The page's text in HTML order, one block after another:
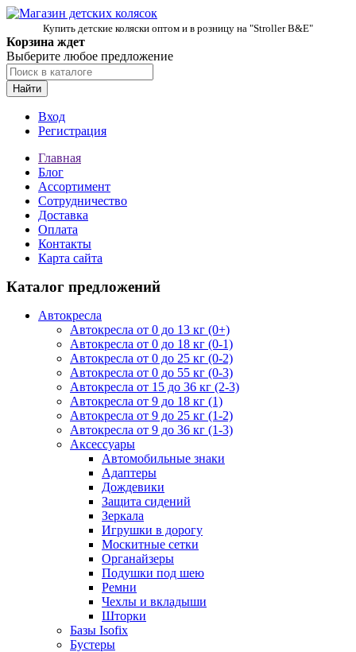
Купить детские коляски оптом и в розницу на "Stroller B&E"
Корзина ждет
Выберите любое предложение
Найти
Вход
Регистрация
Главная
Блог
Ассортимент
Сотрудничество
Доставка
Оплата
Контакты
Карта сайта
Каталог предложений
Автокресла
Автокресла от 0 до 13 кг (0+)
Автокресла от 0 до 18 кг (0-1)
Автокресла от 0 до 25 кг (0-2)
Автокресла от 0 до 55 кг (0-3)
Автокресла от 15 до 36 кг (2-3)
Автокресла от 9 до 18 кг (1)
Автокресла от 9 до 25 кг (1-2)
Автокресла от 9 до 36 кг (1-3)
Аксессуары
Автомобильные знаки
Адаптеры
Дождевики
Защита сидений
Зеркала
Игрушки в дорогу
Москитные сетки
Органайзеры
Подушки под шею
Ремни
Чехлы и вкладыши
Шторки
Базы Isofix
Бустеры